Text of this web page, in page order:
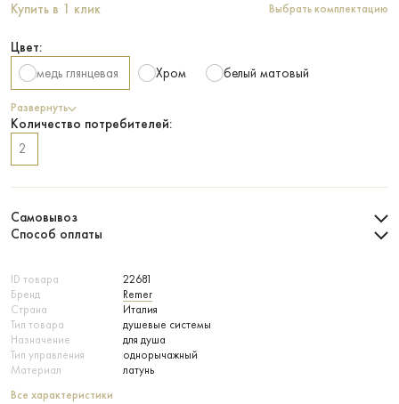
ID товара
22681
Бренд
Remer
Страна
Италия
Тип товара
душевые системы
Назначение
для душа
Тип управления
однорычажный
Материал
латунь
Все характеристики
Купить в 1 клик Выбрать комплектацию
Цвет:
медь глянцевая
Хром белый матовый
Развернуть
Количество потребителей:
2
Самовывоз
Способ оплаты